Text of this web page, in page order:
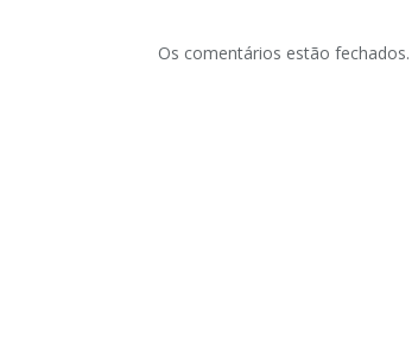
Os comentários estão fechados.